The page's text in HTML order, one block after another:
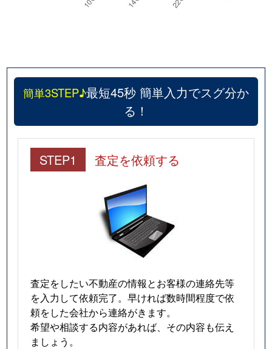
簡単3STEP♪最短45秒 簡単入力でスグ分か
る！
STEP1 査定を依頼する
査定をしたい不動産の情報とお客様の連絡先等
を入力して依頼完了。早ければ数時間程度で依
頼をした会社から連絡がきます。
希望や相談する内容があれば、その内容も伝え
ましょう。